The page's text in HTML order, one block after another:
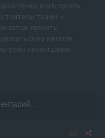
точки и отступать
и
готов принять
во многом.
роли неожиданно